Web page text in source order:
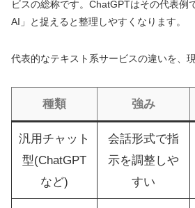
ビスの総称です。ChatGPTはその代表例
AI」と捉えると整理しやすくなります。
代表的なテキスト系サービスの違いを、
種類 強み
汎用チャット
型(ChatGPT
など)
会話形式で指
示を調整しや
すい